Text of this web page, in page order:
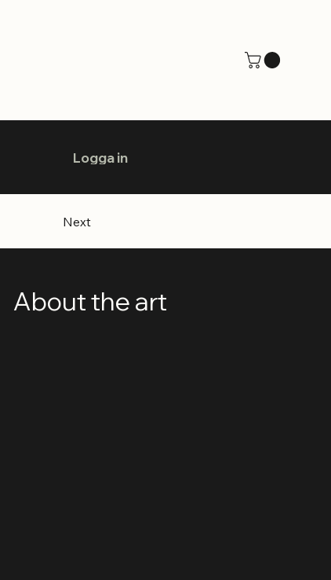
About the art
Next
Logga in